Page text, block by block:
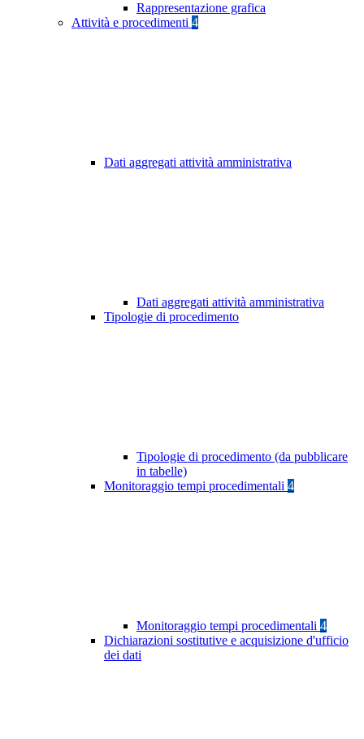
Rappresentazione grafica
Attività e procedimenti 4
Dati aggregati attività amministrativa
Dati aggregati attività amministrativa
Tipologie di procedimento
Tipologie di procedimento (da pubblicare
in tabelle)
Monitoraggio tempi procedimentali 4
Monitoraggio tempi procedimentali 4
Dichiarazioni sostitutive e acquisizione d'ufficio
dei dati